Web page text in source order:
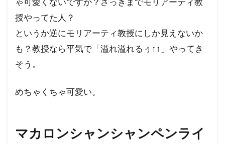
授やってた人？
というか逆にモリアーティ教授にしか見えないか
も？教授なら平気で「溢れ溢れるぅ↑↑」やってき
そう。
めちゃくちゃ可愛い。
マカロンシャンシャンペンライ